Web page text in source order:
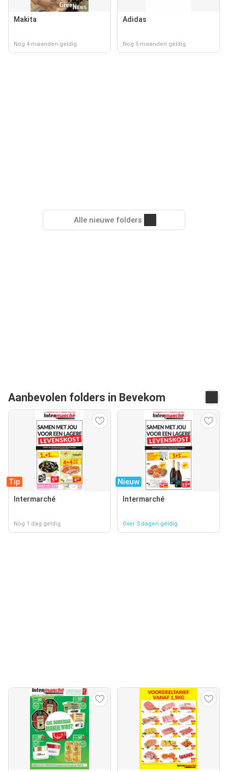
Makita
Nog 4 maanden geldig
Adidas
Nog 5 maanden geldig
Alle nieuwe folders
Aanbevolen folders in Bevekom
Tip
Intermarché
Nog 1 dag geldig
Nieuw
Intermarché
Over 3 dagen geldig